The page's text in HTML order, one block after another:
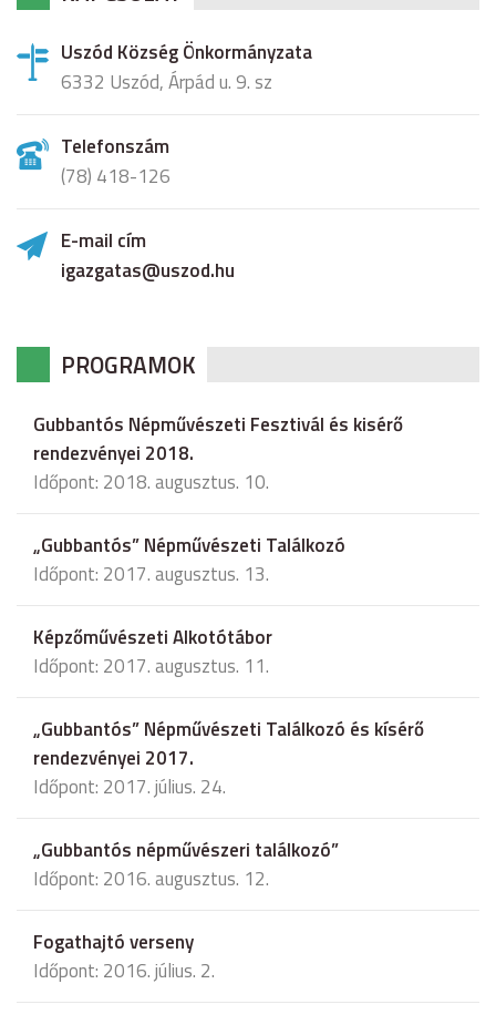
Uszód Község Önkormányzata
6332 Uszód, Árpád u. 9. sz
Telefonszám
(78) 418-126
E-mail cím
igazgatas@uszod.hu
PROGRAMOK
Gubbantós Népművészeti Fesztivál és kisérő
rendezvényei 2018.
Időpont: 2018. augusztus. 10.
„Gubbantós” Népművészeti Találkozó
Időpont: 2017. augusztus. 13.
Képzőművészeti Alkotótábor
Időpont: 2017. augusztus. 11.
„Gubbantós” Népművészeti Találkozó és kísérő
rendezvényei 2017.
Időpont: 2017. július. 24.
„Gubbantós népművészeri találkozó”
Időpont: 2016. augusztus. 12.
Fogathajtó verseny
Időpont: 2016. július. 2.